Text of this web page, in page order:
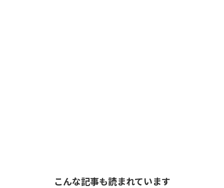
こんな記事も読まれています